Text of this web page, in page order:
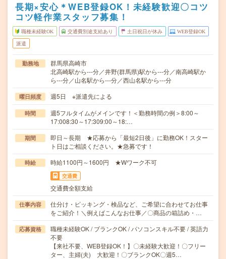
長期×安心＊WEB登録OK！未経験歓迎〇コツ
コツ軽作業スタッフ募集！
職種未経験OK 交通費別途支給あり 土日祝日が休み WEB登録OK
派遣
勤務地
群馬県高崎市
北高崎駅から---分／井野(群馬県)駅から---分／南高崎駅か
ら---分／山名駅から---分／西山名駅から---分
曜日頻度 週5日 ※派遣先による
時間
週5フルタイムがメインです！＜勤務時間の例＞8:00～
17:008:30～17:309:00～18:…
期間
即日～長期 ★応募から「最短2日後」に勤務OK！スター
ト日はご相談ください。★急募です！
時給 時給1100円～1600円 ★Wワーク不可
交通費
交通費全額支給
仕事内容
仕分け・ピッキング・検品など、ご希望に合わせてお仕事
をご紹介！＼例えばこんなお仕事／〇商品の箱詰め・…
応募資格
職種未経験OK / ブランクOK / パソコンスキル不要 / 英語力
不要
【来社不要、WEB登録OK！】〇未経験大歓迎！〇フリー
ター、主婦(夫) 大歓迎！〇ブランクOK〇週5…